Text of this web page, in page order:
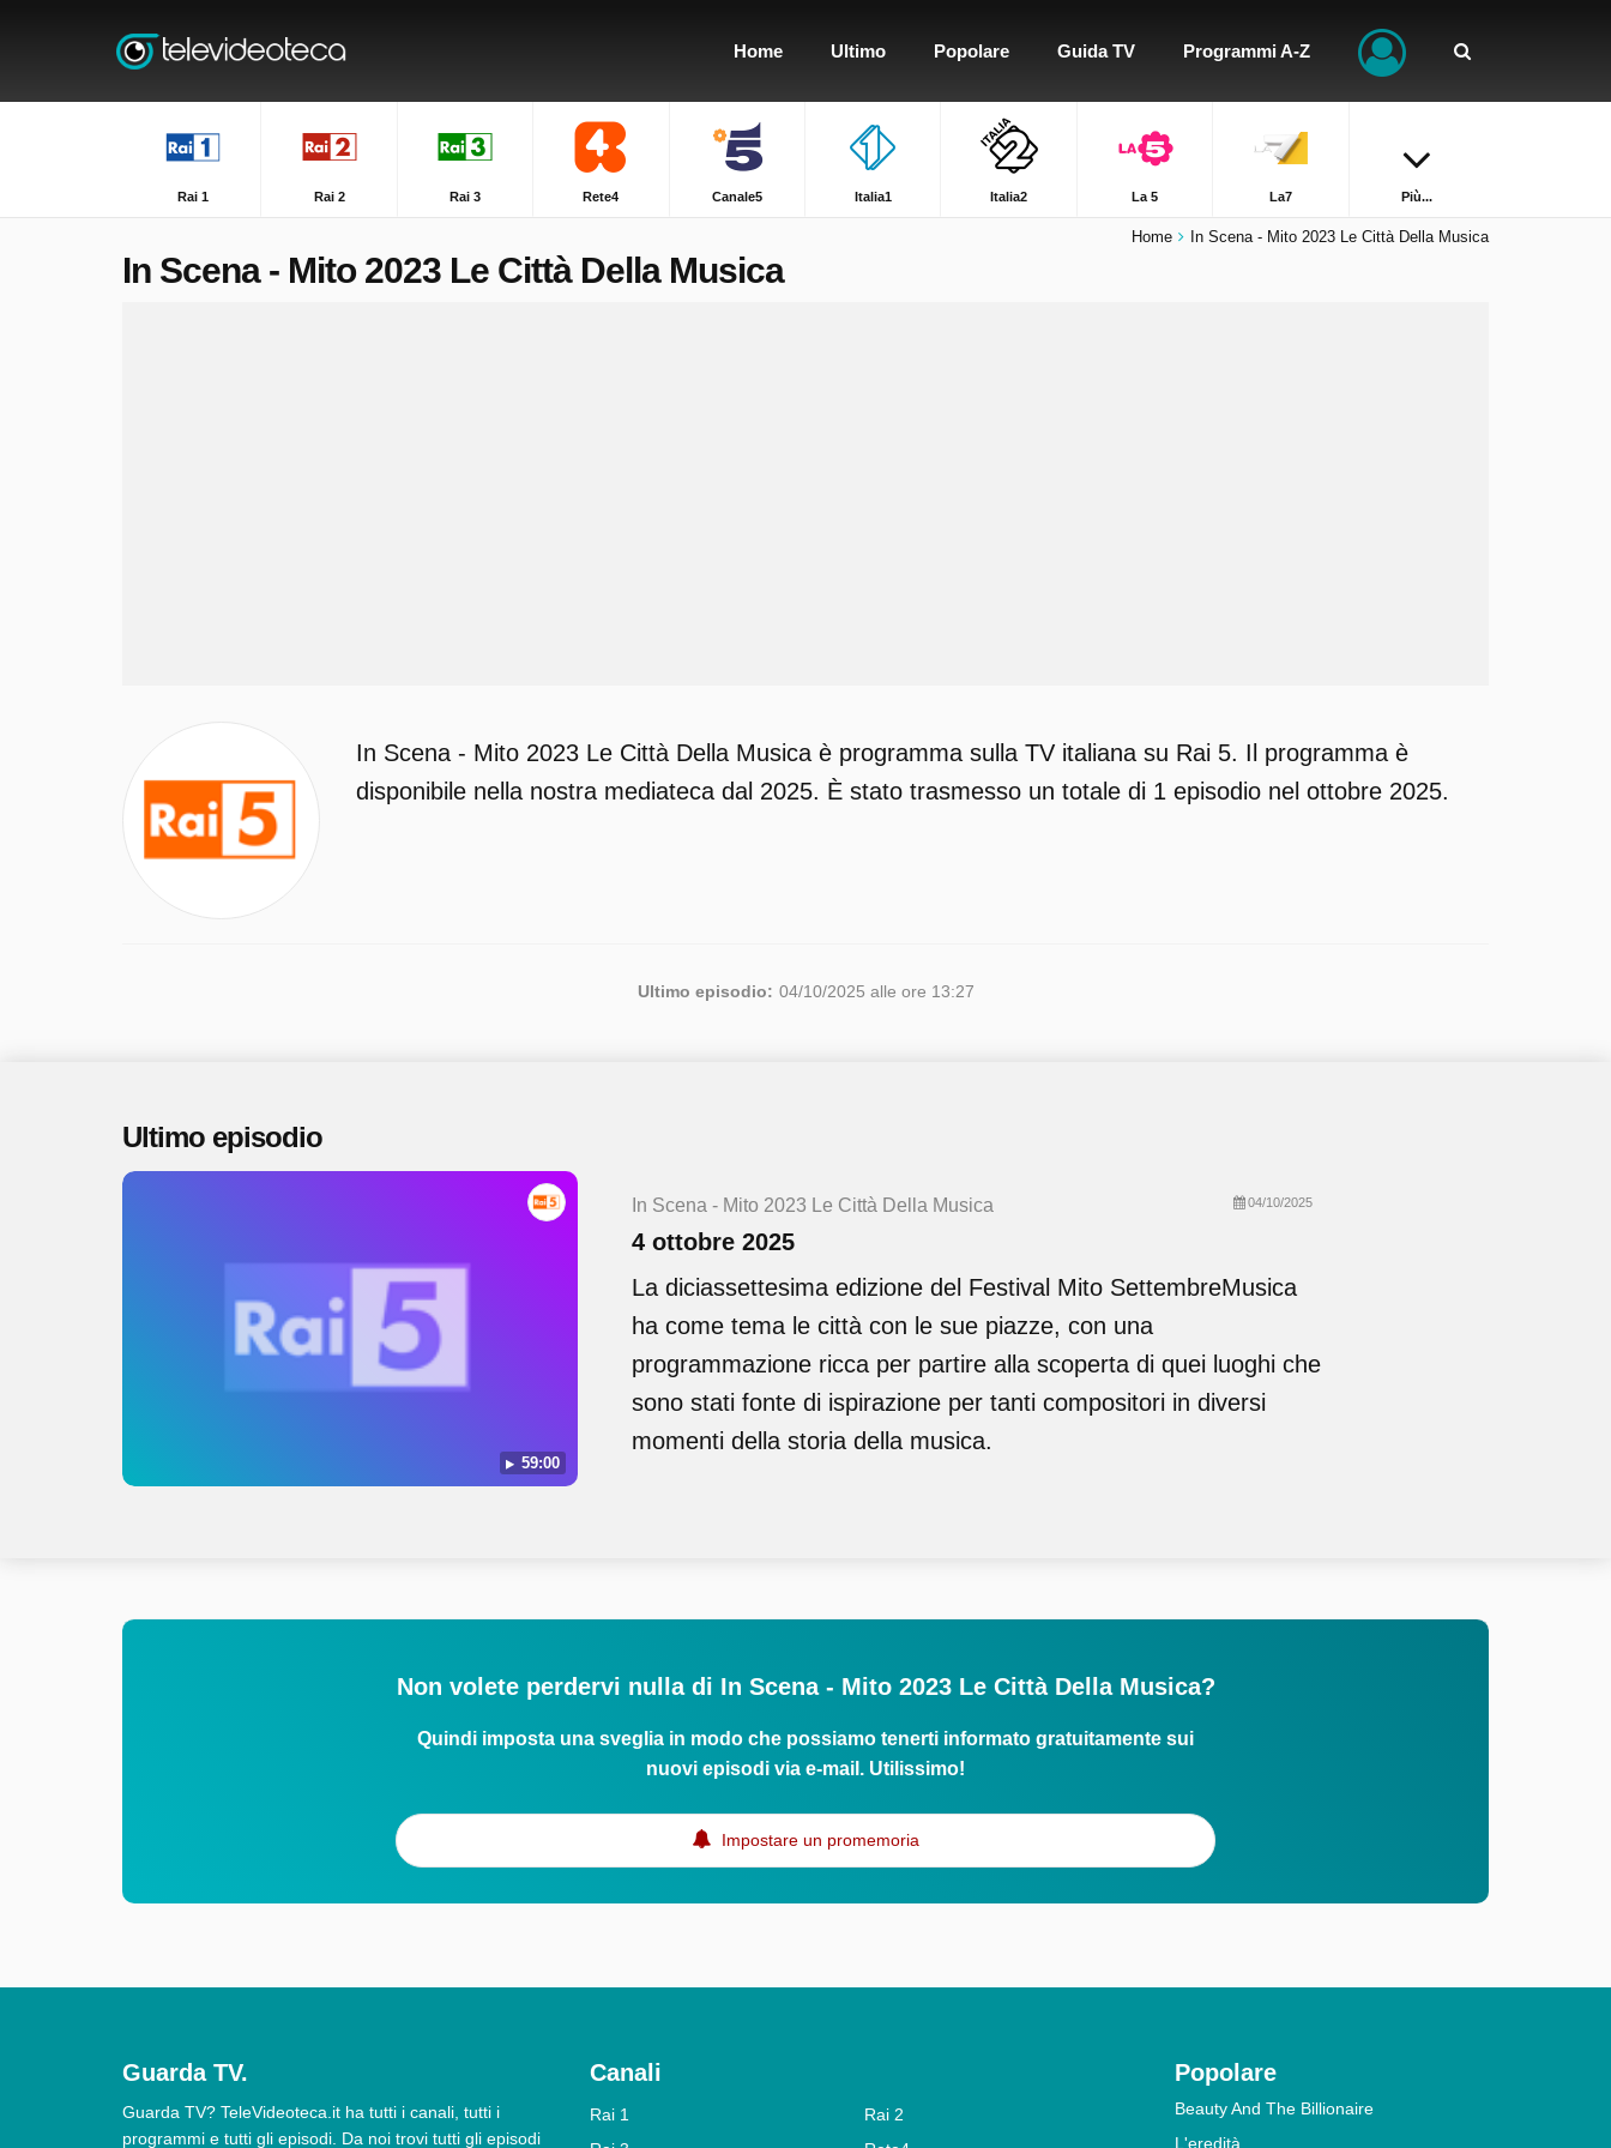
Home Ultimo Popolare Guida TV Programmi A-Z
Rai 1 Rai 2 Rai 3 Rete4 Canale5 Italia1 Italia2 La 5 La7 Più...
Home In Scena - Mito 2023 Le Città Della Musica
In Scena - Mito 2023 Le Città Della Musica
In Scena - Mito 2023 Le Città Della Musica è programma sulla TV italiana su Rai 5. Il programma è
disponibile nella nostra mediateca dal 2025. È stato trasmesso un totale di 1 episodio nel ottobre 2025.
Ultimo episodio: 04/10/2025 alle ore 13:27
Ultimo episodio
59:00
In Scena - Mito 2023 Le Città Della Musica 04/10/2025
4 ottobre 2025
La diciassettesima edizione del Festival Mito SettembreMusica
ha come tema le città con le sue piazze, con una
programmazione ricca per partire alla scoperta di quei luoghi che
sono stati fonte di ispirazione per tanti compositori in diversi
momenti della storia della musica.
Non volete perdervi nulla di In Scena - Mito 2023 Le Città Della Musica?
Quindi imposta una sveglia in modo che possiamo tenerti informato gratuitamente sui
nuovi episodi via e-mail. Utilissimo!
Impostare un promemoria
Guarda TV.
Guarda TV? TeleVideoteca.it ha tutti i canali, tutti i
programmi e tutti gli episodi. Da noi trovi tutti gli episodi
Canali
Rai 1
Rai 2
Popolare
Beauty And The Billionaire
L'eredità